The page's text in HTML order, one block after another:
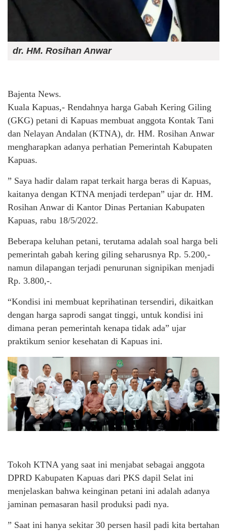
dr. HM. Rosihan Anwar
Bajenta News.
Kuala Kapuas,- Rendahnya harga Gabah Kering Giling
(GKG) petani di Kapuas membuat anggota Kontak Tani
dan Nelayan Andalan (KTNA), dr. HM. Rosihan Anwar
mengharapkan adanya perhatian Pemerintah Kabupaten
Kapuas.
” Saya hadir dalam rapat terkait harga beras di Kapuas,
kaitanya dengan KTNA menjadi terdepan” ujar dr. HM.
Rosihan Anwar di Kantor Dinas Pertanian Kabupaten
Kapuas, rabu 18/5/2022.
Beberapa keluhan petani, terutama adalah soal harga beli
pemerintah gabah kering giling seharusnya Rp. 5.200,-
namun dilapangan terjadi penurunan signipikan menjadi
Rp. 3.800,-.
“Kondisi ini membuat keprihatinan tersendiri, dikaitkan
dengan harga saprodi sangat tinggi, untuk kondisi ini
dimana peran pemerintah kenapa tidak ada” ujar
praktikum senior kesehatan di Kapuas ini.
Tokoh KTNA yang saat ini menjabat sebagai anggota
DPRD Kabupaten Kapuas dari PKS dapil Selat ini
menjelaskan bahwa keinginan petani ini adalah adanya
jaminan pemasaran hasil produksi padi nya.
” Saat ini hanya sekitar 30 persen hasil padi kita bertahan